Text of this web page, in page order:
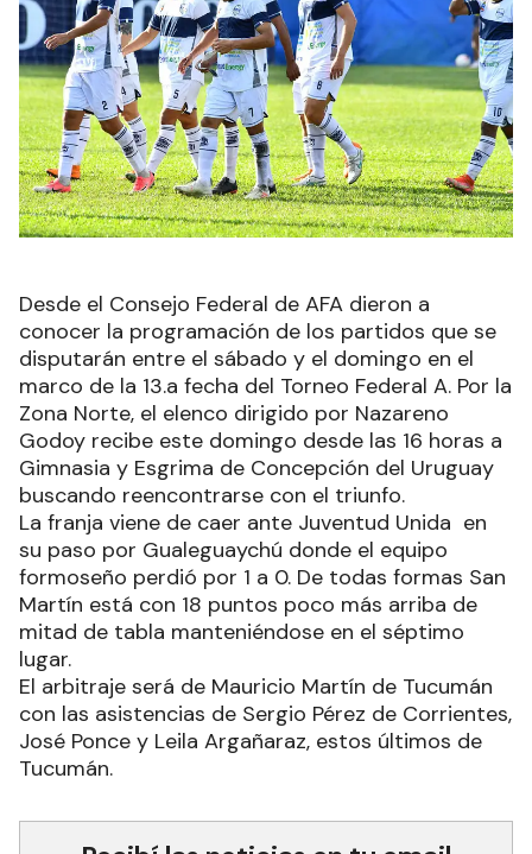
Desde el Consejo Federal de AFA dieron a
conocer la programación de los partidos que se
disputarán entre el sábado y el domingo en el
marco de la 13.a fecha del Torneo Federal A. Por la
Zona Norte, el elenco dirigido por Nazareno
Godoy recibe este domingo desde las 16 horas a
Gimnasia y Esgrima de Concepción del Uruguay
buscando reencontrarse con el triunfo.
La franja viene de caer ante Juventud Unida en
su paso por Gualeguaychú donde el equipo
formoseño perdió por 1 a 0. De todas formas San
Martín está con 18 puntos poco más arriba de
mitad de tabla manteniéndose en el séptimo
lugar.
El arbitraje será de Mauricio Martín de Tucumán
con las asistencias de Sergio Pérez de Corrientes,
José Ponce y Leila Argañaraz, estos últimos de
Tucumán.